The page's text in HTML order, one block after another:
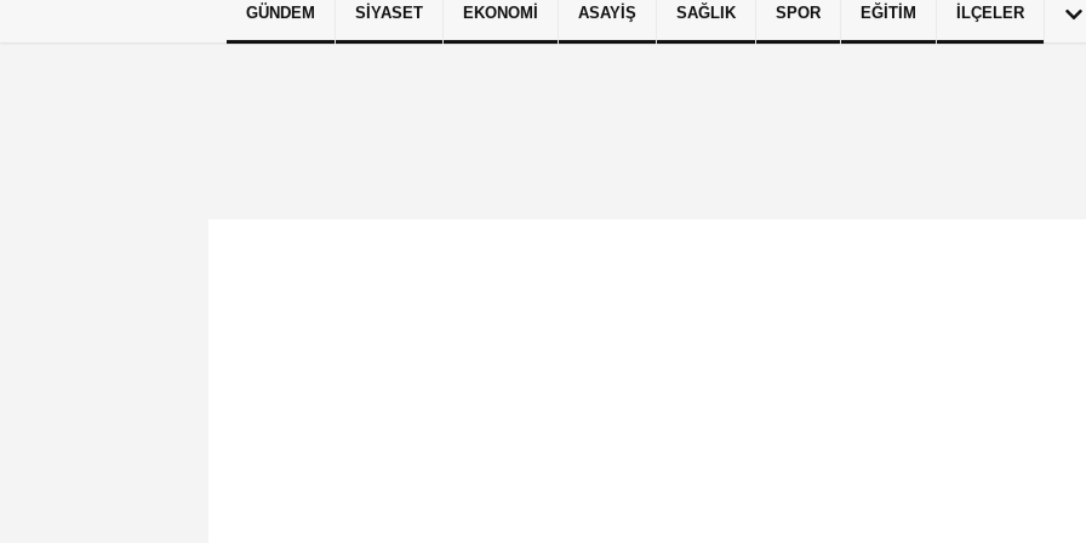
Künye İletişim Çerez Politikası Gizlilik İlkeleri
GÜNDEM SIYASET EKONOMI ASAYIŞ SAĞLIK SPOR EĞITIM İLÇELER